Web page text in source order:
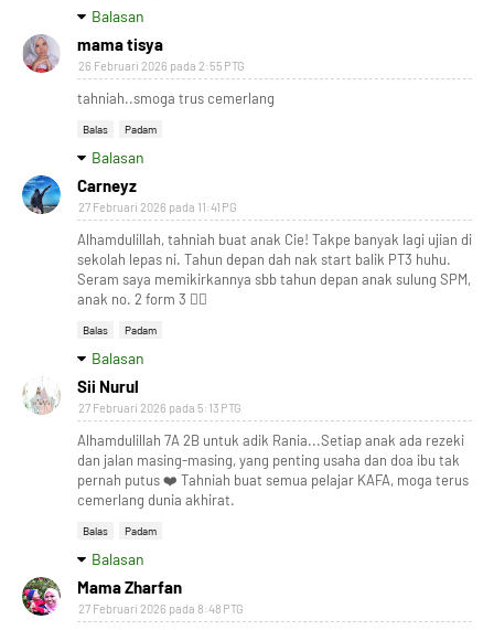
Balasan
mama tisya
26 Februari 2026 pada 2:55 PTG
tahniah..smoga trus cemerlang
Balas Padam
Balasan
Carneyz
27 Februari 2026 pada 11:41 PG
Alhamdulillah, tahniah buat anak Cie! Takpe banyak lagi ujian di
sekolah lepas ni. Tahun depan dah nak start balik PT3 huhu.
Seram saya memikirkannya sbb tahun depan anak sulung SPM,
anak no. 2 form 3 😮‍💨
Balas Padam
Balasan
Sii Nurul
27 Februari 2026 pada 5:13 PTG
Alhamdulillah 7A 2B untuk adik Rania...Setiap anak ada rezeki
dan jalan masing-masing, yang penting usaha dan doa ibu tak
pernah putus ❤️ Tahniah buat semua pelajar KAFA, moga terus
cemerlang dunia akhirat.
Balas Padam
Balasan
Mama Zharfan
27 Februari 2026 pada 8:48 PTG